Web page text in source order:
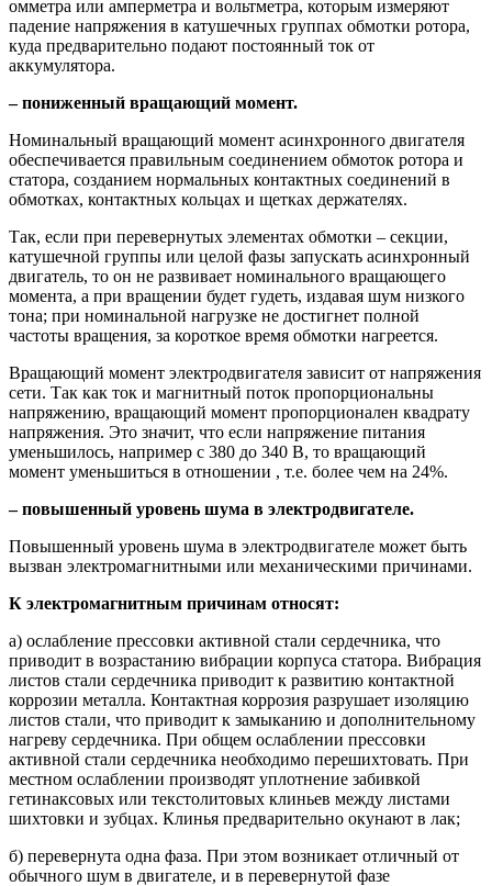
омметра или амперметра и вольтметра, которым измеряют
падение напряжения в катушечных группах обмотки ротора,
куда предварительно подают постоянный ток от
аккумулятора.
– пониженный вращающий момент.
Номинальный вращающий момент асинхронного двигателя
обеспечивается правильным соединением обмоток ротора и
статора, созданием нормальных контактных соединений в
обмотках, контактных кольцах и щетках держателях.
Так, если при перевернутых элементах обмотки – секции,
катушечной группы или целой фазы запускать асинхронный
двигатель, то он не развивает номинального вращающего
момента, а при вращении будет гудеть, издавая шум низкого
тона; при номинальной нагрузке не достигнет полной
частоты вращения, за короткое время обмотки нагреется.
Вращающий момент электродвигателя зависит от напряжения
сети. Так как ток и магнитный поток пропорциональны
напряжению, вращающий момент пропорционален квадрату
напряжения. Это значит, что если напряжение питания
уменьшилось, например с 380 до 340 В, то вращающий
момент уменьшиться в отношении , т.е. более чем на 24%.
– повышенный уровень шума в электродвигателе.
Повышенный уровень шума в электродвигателе может быть
вызван электромагнитными или механическими причинами.
К электромагнитным причинам относят:
а) ослабление прессовки активной стали сердечника, что
приводит в возрастанию вибрации корпуса статора. Вибрация
листов стали сердечника приводит к развитию контактной
коррозии металла. Контактная коррозия разрушает изоляцию
листов стали, что приводит к замыканию и дополнительному
нагреву сердечника. При общем ослаблении прессовки
активной стали сердечника необходимо перешихтовать. При
местном ослаблении производят уплотнение забивкой
гетинаксовых или текстолитовых клиньев между листами
шихтовки и зубцах. Клинья предварительно окунают в лак;
б) перевернута одна фаза. При этом возникает отличный от
обычного шум в двигателе, и в перевернутой фазе